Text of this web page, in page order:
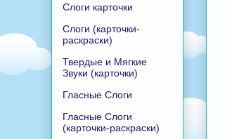
Слоги карточки
Слоги (карточки-
раскраски)
Твердые и Мягкие
Звуки (карточки)
Гласные Слоги
Гласные Слоги
(карточки-раскраски)